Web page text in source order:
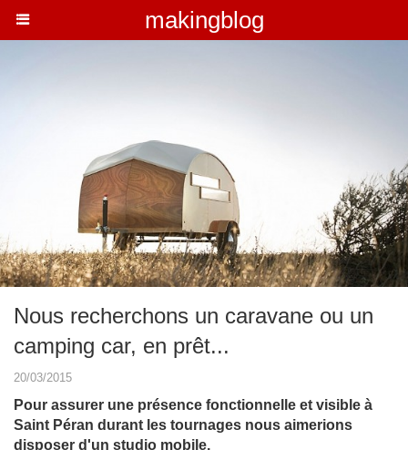
makingblog
Nous recherchons un caravane ou un
camping car, en prêt...
20/03/2015
Pour assurer une présence fonctionnelle et visible à
Saint Péran durant les tournages nous aimerions
disposer d'un studio mobile.